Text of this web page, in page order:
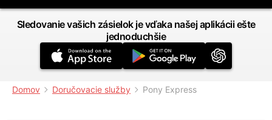
Sledovanie vašich zásielok je vďaka našej aplikácii ešte
jednoduchšie
Domov Doručovacie služby Pony Express